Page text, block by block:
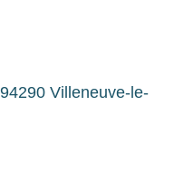
Villeneuve-le-